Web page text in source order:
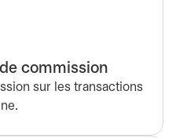
commission
sur les transactions